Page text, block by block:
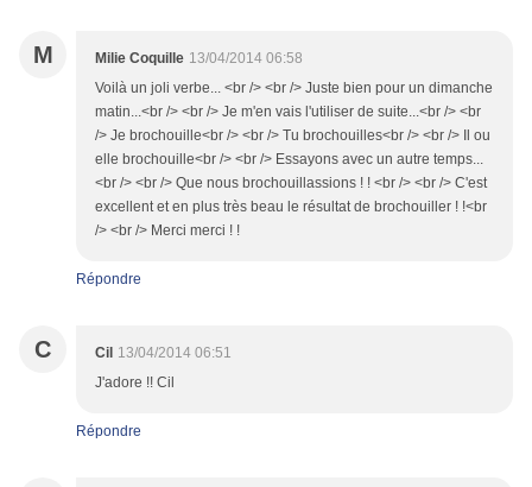
M Milie Coquille 13/04/2014 06:58
Voilà un joli verbe... <br /> <br /> Juste bien pour un dimanche
matin...<br /> <br /> Je m'en vais l'utiliser de suite...<br /> <br
/> Je brochouille<br /> <br /> Tu brochouilles<br /> <br /> Il ou
elle brochouille<br /> <br /> Essayons avec un autre temps...
<br /> <br /> Que nous brochouillassions ! ! <br /> <br /> C'est
excellent et en plus très beau le résultat de brochouiller ! !<br
/> <br /> Merci merci ! !
Répondre
C Cil 13/04/2014 06:51
J'adore !! Cil
Répondre